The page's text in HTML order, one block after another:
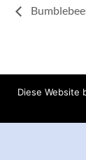
Diese Website